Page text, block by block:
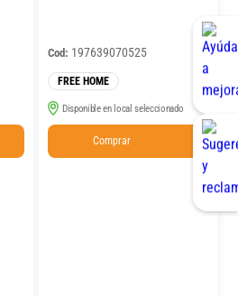
Cod: 197639070525
FREE HOME
Disponible en local seleccionado
Comprar